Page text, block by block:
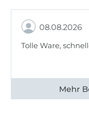
08.08.2026
Tolle Ware,
Alle 83013